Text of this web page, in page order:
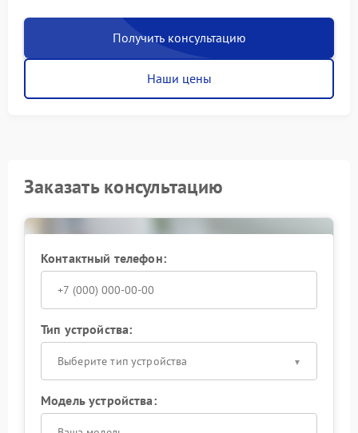
Получить консультацию
Наши цены
Заказать консультацию
Контактный телефон:
Тип устройства:
Выберите тип устройства
Модель устройства: